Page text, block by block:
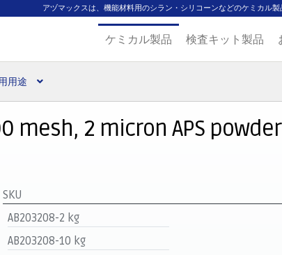
アヅマックスは、機能材料用のシラン・シリコーンなどのケミカル
ケミカル製品 検査キット製品
用途
mesh, 2 micron APS
SKU
AB203208-2 kg
AB203208-10 kg